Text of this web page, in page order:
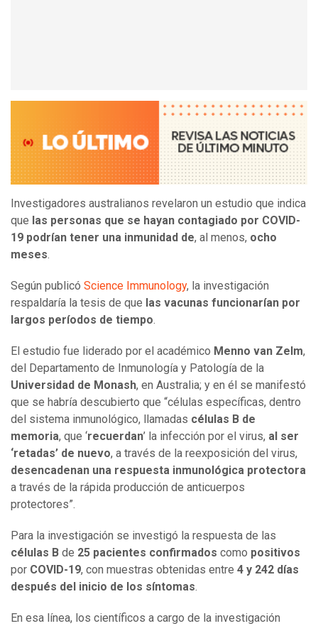
Investigadores australianos revelaron un estudio que indica
que las personas que se hayan contagiado por COVID-
19 podrían tener una inmunidad de, al menos, ocho
meses.
Según publicó Science Immunology, la investigación
respaldaría la tesis de que las vacunas funcionarían por
largos períodos de tiempo.
El estudio fue liderado por el académico Menno van Zelm,
del Departamento de Inmunología y Patología de la
Universidad de Monash, en Australia; y en él se manifestó
que se habría descubierto que “células específicas, dentro
del sistema inmunológico, llamadas células B de
memoria, que ‘recuerdan’ la infección por el virus, al ser
‘retadas’ de nuevo, a través de la reexposición del virus,
desencadenan una respuesta inmunológica protectora
a través de la rápida producción de anticuerpos
protectores”.
Para la investigación se investigó la respuesta de las
células B de 25 pacientes confirmados como positivos
por COVID-19, con muestras obtenidas entre 4 y 242 días
después del inicio de los síntomas.
En esa línea, los científicos a cargo de la investigación